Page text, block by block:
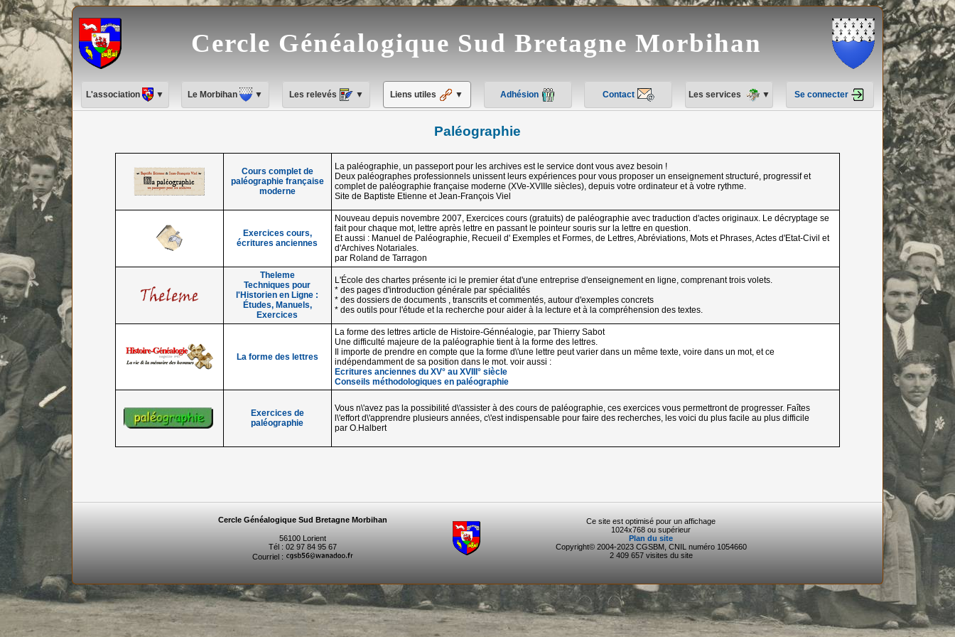
Cercle Généalogique Sud Bretagne Morbihan
L'association ▼ Le Morbihan ▼ Les relevés ▼ Liens utiles ▼ Adhésion Contact Les services ▼ Se connecter
Paléographie
Cours complet de
paléographie française
moderne
La paléographie, un passeport pour les archives est le service dont vous avez besoin !
Deux paléographes professionnels unissent leurs expériences pour vous proposer un enseignement structuré, progressif et
complet de paléographie française moderne (XVe-XVIIIe siècles), depuis votre ordinateur et à votre rythme.
Site de Baptiste Etienne et Jean-François Viel
Exercices cours,
écritures anciennes
Nouveau depuis novembre 2007, Exercices cours (gratuits) de paléographie avec traduction d'actes originaux. Le décryptage se
fait pour chaque mot, lettre après lettre en passant le pointeur souris sur la lettre en question.
Et aussi : Manuel de Paléographie, Recueil d' Exemples et Formes, de Lettres, Abréviations, Mots et Phrases, Actes d'Etat-Civil et
d'Archives Notariales.
par Roland de Tarragon
Theleme
Techniques pour
l'Historien en Ligne :
Études, Manuels,
Exercices
L'École des chartes présente ici le premier état d'une entreprise d'enseignement en ligne, comprenant trois volets.
* des pages d'introduction générale par spécialités
* des dossiers de documents , transcrits et commentés, autour d'exemples concrets
* des outils pour l'étude et la recherche pour aider à la lecture et à la compréhension des textes.
La forme des lettres
La forme des lettres article de Histoire-Génnéalogie, par Thierry Sabot
Une difficulté majeure de la paléographie tient à la forme des lettres.
Il importe de prendre en compte que la forme d\'une lettre peut varier dans un même texte, voire dans un mot, et ce
indépendamment de sa position dans le mot. voir aussi :
Ecritures anciennes du XV° au XVIII° siècle
Conseils méthodologiques en paléographie
Exercices de
paléographie
Vous n\'avez pas la possibilité d\'assister à des cours de paléographie, ces exercices vous permettront de progresser. Faîtes
l\'effort d\'apprendre plusieurs années, c\'est indispensable pour faire des recherches, les voici du plus facile au plus difficile
par O.Halbert
Cercle Généalogique Sud Bretagne Morbihan
56100 Lorient
Tél : 02 97 84 95 67
Courriel :
Ce site est optimisé pour un affichage
1024x768 ou supérieur
Plan du site
Copyright© 2004-2023 CGSBM, CNIL numéro 1054660
2 409 657 visites du site